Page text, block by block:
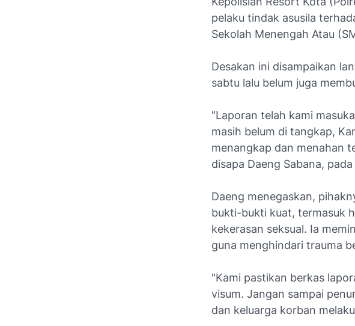
pelaku tindak asusila
Sekolah Menengah Atau
Desakan ini disampaikan
sabtu lalu belum juga
"Laporan telah kami
masih belum di tangkap,
menangkap dan menahan
disapa Daeng Sabana,
Daeng menegaskan,
bukti-bukti kuat, termasuk
kekerasan seksual. Ia
guna menghindari trauma
"Kami pastikan berkas
visum. Jangan sampai
dan keluarga korban